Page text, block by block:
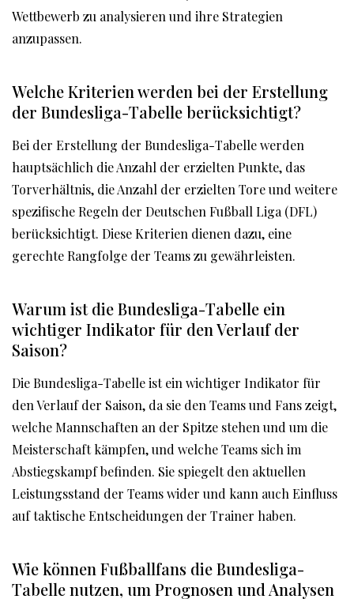
Wettbewerb zu analysieren und ihre Strategien
anzupassen.
Welche Kriterien werden bei der Erstellung
der Bundesliga-Tabelle berücksichtigt?
Bei der Erstellung der Bundesliga-Tabelle werden
hauptsächlich die Anzahl der erzielten Punkte, das
Torverhältnis, die Anzahl der erzielten Tore und weitere
spezifische Regeln der Deutschen Fußball Liga (DFL)
berücksichtigt. Diese Kriterien dienen dazu, eine
gerechte Rangfolge der Teams zu gewährleisten.
Warum ist die Bundesliga-Tabelle ein
wichtiger Indikator für den Verlauf der
Saison?
Die Bundesliga-Tabelle ist ein wichtiger Indikator für
den Verlauf der Saison, da sie den Teams und Fans zeigt,
welche Mannschaften an der Spitze stehen und um die
Meisterschaft kämpfen, und welche Teams sich im
Abstiegskampf befinden. Sie spiegelt den aktuellen
Leistungsstand der Teams wider und kann auch Einfluss
auf taktische Entscheidungen der Trainer haben.
Wie können Fußballfans die Bundesliga-
Tabelle nutzen, um Prognosen und Analysen